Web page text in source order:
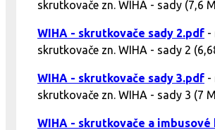
skrutkovače zn. WIHA - sady (7,6
WIHA - skrutkovače sady 2.pdf -
skrutkovače zn. WIHA - sady 2
WIHA - skrutkovače sady 3.pdf -
skrutkovače zn. WIHA - sady 3 (7
WIHA - skrutkovače a